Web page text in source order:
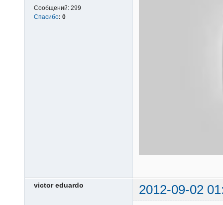
Сообщений: 299
Спасибо: 0
victor eduardo 2012-09-02